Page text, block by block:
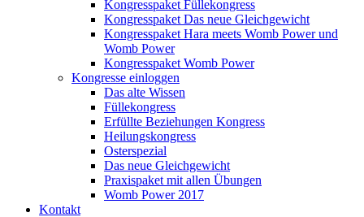
Kongresspaket Füllekongress
Kongresspaket Das neue Gleichgewicht
Kongresspaket Hara meets Womb Power und
Womb Power
Kongresspaket Womb Power
Kongresse einloggen
Das alte Wissen
Füllekongress
Erfüllte Beziehungen Kongress
Heilungskongress
Osterspezial
Das neue Gleichgewicht
Praxispaket mit allen Übungen
Womb Power 2017
Kontakt